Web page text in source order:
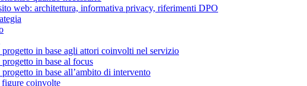
web: architettura, informativa privacy, riferimenti DPO
in base agli attori coinvolti nel servizio
in base al focus
in base all’ambito di intervento
figure coinvolte